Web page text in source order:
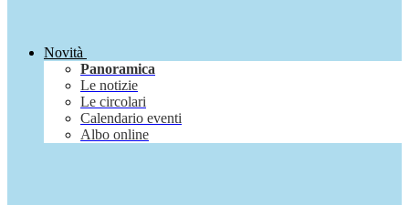
Novità
Panoramica
Le notizie
Le circolari
Calendario eventi
Albo online